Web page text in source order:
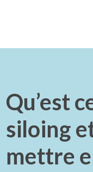
Qu’est
siloing
mettre